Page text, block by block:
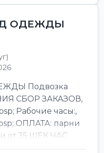
ОДЕЖДЫ
Подвозка
СБОР ЗАКАЗОВ,
Рабочие часы:,
ОПЛАТА: парни
от 35 ШЕК ЧАС